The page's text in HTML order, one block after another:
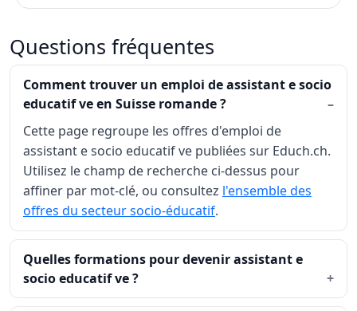
Questions fréquentes
Comment trouver un emploi de assistant e socio
educatif ve en Suisse romande ?
Cette page regroupe les offres d'emploi de
assistant e socio educatif ve publiées sur Educh.ch.
Utilisez le champ de recherche ci-dessus pour
affiner par mot-clé, ou consultez l'ensemble des
offres du secteur socio-éducatif.
Quelles formations pour devenir assistant e
socio educatif ve ?